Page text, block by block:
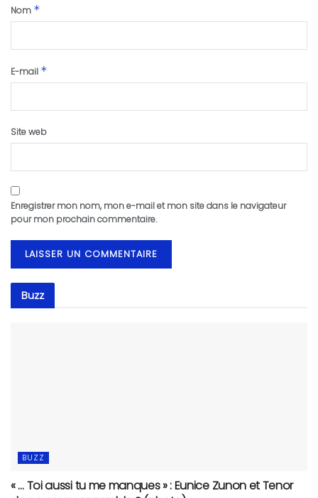
Nom *
E-mail *
Site web
Enregistrer mon nom, mon e-mail et mon site dans le navigateur
pour mon prochain commentaire.
Buzz
BUZZ
« … Toi aussi tu me manques » : Eunice Zunon et Tenor